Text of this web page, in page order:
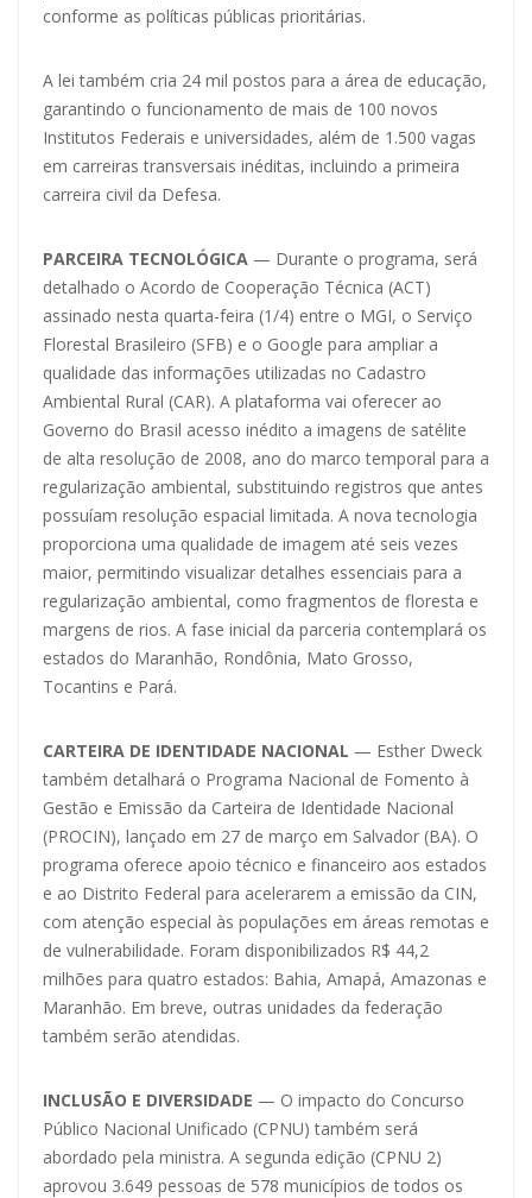
conforme as políticas públicas prioritárias.
A lei também cria 24 mil postos para a área de educação,
garantindo o funcionamento de mais de 100 novos
Institutos Federais e universidades, além de 1.500 vagas
em carreiras transversais inéditas, incluindo a primeira
carreira civil da Defesa.
PARCEIRA TECNOLÓGICA — Durante o programa, será
detalhado o Acordo de Cooperação Técnica (ACT)
assinado nesta quarta-feira (1/4) entre o MGI, o Serviço
Florestal Brasileiro (SFB) e o Google para ampliar a
qualidade das informações utilizadas no Cadastro
Ambiental Rural (CAR). A plataforma vai oferecer ao
Governo do Brasil acesso inédito a imagens de satélite
de alta resolução de 2008, ano do marco temporal para a
regularização ambiental, substituindo registros que antes
possuíam resolução espacial limitada. A nova tecnologia
proporciona uma qualidade de imagem até seis vezes
maior, permitindo visualizar detalhes essenciais para a
regularização ambiental, como fragmentos de floresta e
margens de rios. A fase inicial da parceria contemplará os
estados do Maranhão, Rondônia, Mato Grosso,
Tocantins e Pará.
CARTEIRA DE IDENTIDADE NACIONAL — Esther Dweck
também detalhará o Programa Nacional de Fomento à
Gestão e Emissão da Carteira de Identidade Nacional
(PROCIN), lançado em 27 de março em Salvador (BA). O
programa oferece apoio técnico e financeiro aos estados
e ao Distrito Federal para acelerarem a emissão da CIN,
com atenção especial às populações em áreas remotas e
de vulnerabilidade. Foram disponibilizados R$ 44,2
milhões para quatro estados: Bahia, Amapá, Amazonas e
Maranhão. Em breve, outras unidades da federação
também serão atendidas.
INCLUSÃO E DIVERSIDADE — O impacto do Concurso
Público Nacional Unificado (CPNU) também será
abordado pela ministra. A segunda edição (CPNU 2)
aprovou 3.649 pessoas de 578 municípios de todos os